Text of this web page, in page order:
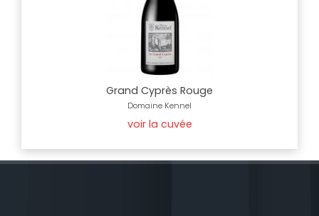
Grand Cyprès Rouge
Domaine Kennel
voir la cuvée